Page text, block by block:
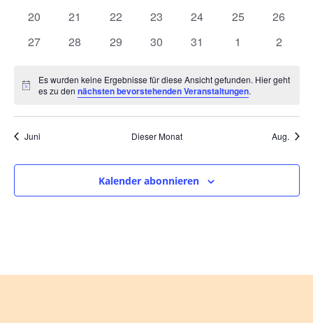
0
20
0
21
0
22
0
23
0
24
0
25
0
26
0
27
0
28
0
29
0
30
0
31
0
1
0
2
Hinweis
Es wurden keine Ergebnisse für diese Ansicht gefunden. Hier geht
es zu dennächsten bevorstehenden Veranstaltungen.
Juni Dieser Monat Aug.
Kalender abonnieren